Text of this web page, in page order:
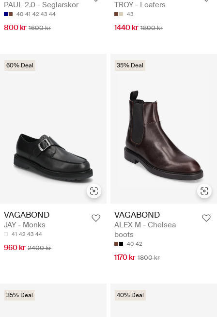
PAUL 2.0 - Seglarskor
40 41 42 43 44
800 kr 1600 kr
TROY - Loafers
43
1440 kr 1800 kr
60% Deal
VAGABOND
JAY - Monks
41 42 43 44
960 kr 2400 kr
35% Deal
VAGABOND
ALEX M - Chelsea
boots
40 42
1170 kr 1800 kr
35% Deal 40% Deal